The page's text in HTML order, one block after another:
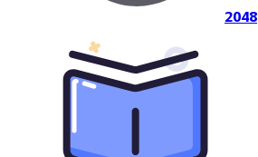
2048